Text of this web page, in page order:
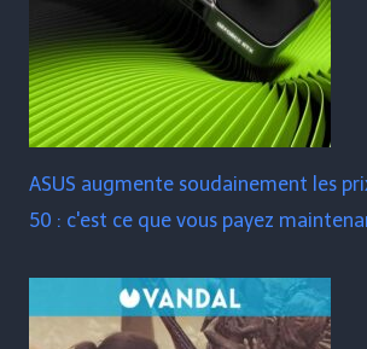
ASUS augmente soudainement les
50 : c'est ce que vous payez